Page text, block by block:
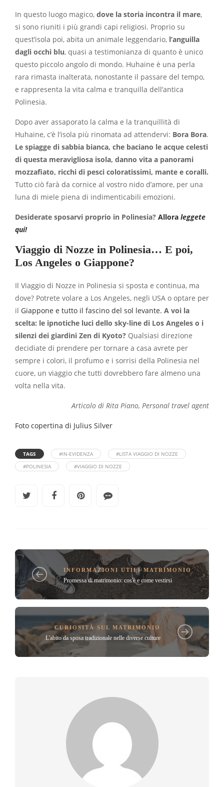
In questo luogo magico, dove la storia incontra il mare,
si sono riuniti i più grandi capi religiosi. Proprio su
quest’isola poi, abita un animale leggendario, l’anguilla
dagli occhi blu, quasi a testimonianza di quanto è unico
questo piccolo angolo di mondo. Huhaine è una perla
rara rimasta inalterata, nonostante il passare del tempo,
e rappresenta la vita calma e tranquilla dell’antica
Polinesia.
Dopo aver assaporato la calma e la tranquillità di
Huhaine, c’è l’isola più rinomata ad attendervi: Bora Bora.
Le spiagge di sabbia bianca, che baciano le acque celesti
di questa meravigliosa isola, danno vita a panorami
mozzafiato, ricchi di pesci coloratissimi, mante e coralli.
Tutto ciò farà da cornice al vostro nido d’amore, per una
luna di miele piena di indimenticabili emozioni.
Desiderate sposarvi proprio in Polinesia? Allora leggete
qui!
Viaggio di Nozze in Polinesia… E poi,
Los Angeles o Giappone?
Il Viaggio di Nozze in Polinesia si sposta e continua, ma
dove? Potrete volare a Los Angeles, negli USA o optare per
il Giappone e tutto il fascino del sol levante. A voi la
scelta: le ipnotiche luci dello sky-line di Los Angeles o i
silenzi dei giardini Zen di Kyoto? Qualsiasi direzione
decidiate di prendere per tornare a casa avrete per
sempre i colori, il profumo e i sorrisi della Polinesia nel
cuore, un viaggio che tutti dovrebbero fare almeno una
volta nella vita.
Articolo di Rita Piano, Personal travel agent
Foto copertina di Julius Silver
TAGS #IN-EVIDENZA
#LISTA VIAGGIO DI NOZZE
#POLINESIA
#VIAGGIO DI NOZZE
INFORMAZIONI UTILI MATRIMONIO
Promessa di matrimonio: cos'è e come vestirsi
CURIOSITÀ SUL MATRIMONIO
L'abito da sposa tradizionale nelle diverse culture